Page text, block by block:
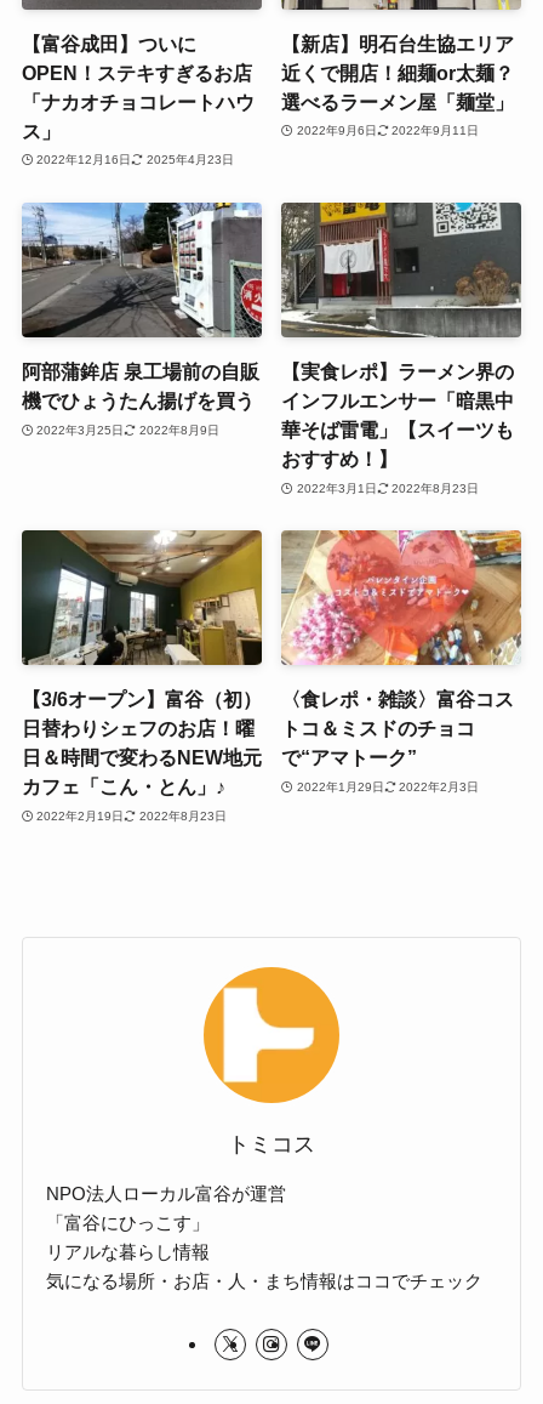
【富谷成田】ついに
OPEN！ステキすぎるお店
「ナカオチョコレートハウ
ス」
2022年12月16日 2025年4月23日
【新店】明石台生協エリア
近くで開店！細麺or太麺？
選べるラーメン屋「麺堂」
2022年9月6日 2022年9月11日
阿部蒲鉾店 泉工場前の自販
機でひょうたん揚げを買う
2022年3月25日 2022年8月9日
【実食レポ】ラーメン界の
インフルエンサー「暗黒中
華そば雷電」【スイーツも
おすすめ！】
2022年3月1日 2022年8月23日
【3/6オープン】富谷（初）
日替わりシェフのお店！曜
日＆時間で変わるNEW地元
カフェ「こん・とん」♪
2022年2月19日 2022年8月23日
〈食レポ・雑談〉富谷コス
トコ＆ミスドのチョコ
で“アマトーク”
2022年1月29日 2022年2月3日
トミコス
NPO法人ローカル富谷が運営
「富谷にひっこす」
リアルな暮らし情報
気になる場所・お店・人・まち情報はココでチェック